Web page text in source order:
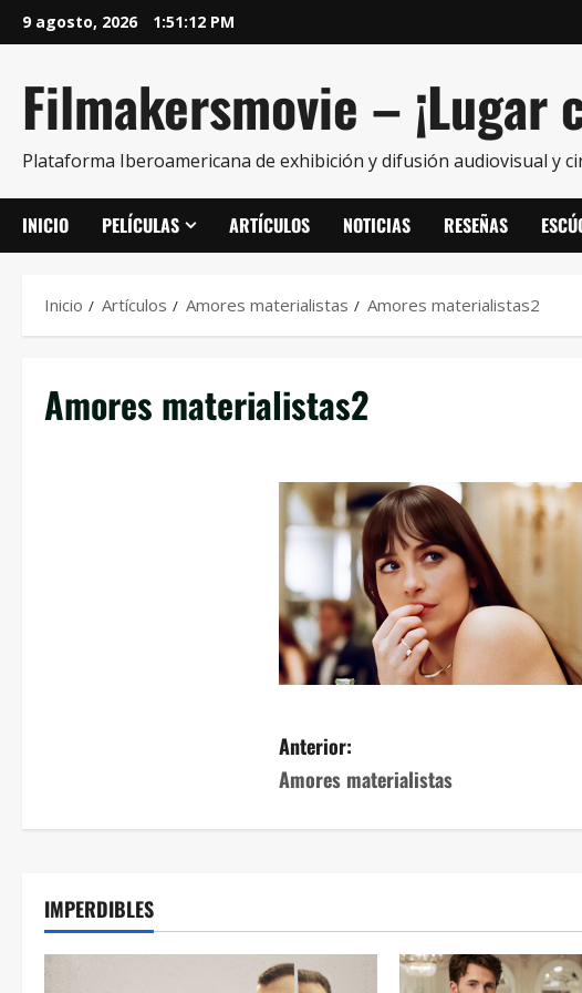
9 agosto, 2026 1:51:13 PM
Filmakersmovie –
Plataforma Iberoamericana de exhibición y difusión audiovisual y
INICIO PELÍCULAS ARTÍCULOS NOTICIAS RESEÑAS
Inicio Artículos Amores materialistas Amores materialistas2
Amores materialistas2
Anterior:
Amores materialistas
IMPERDIBLES